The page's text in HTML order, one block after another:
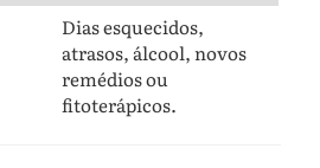
Dias esquecidos,
atrasos, álcool, novos
remédios ou
fitoterápicos.